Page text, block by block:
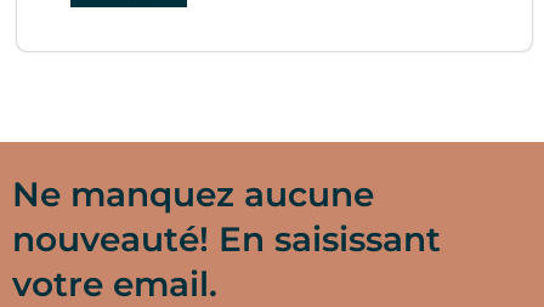
Ne manquez aucune
nouveauté! En saisissant
votre email.